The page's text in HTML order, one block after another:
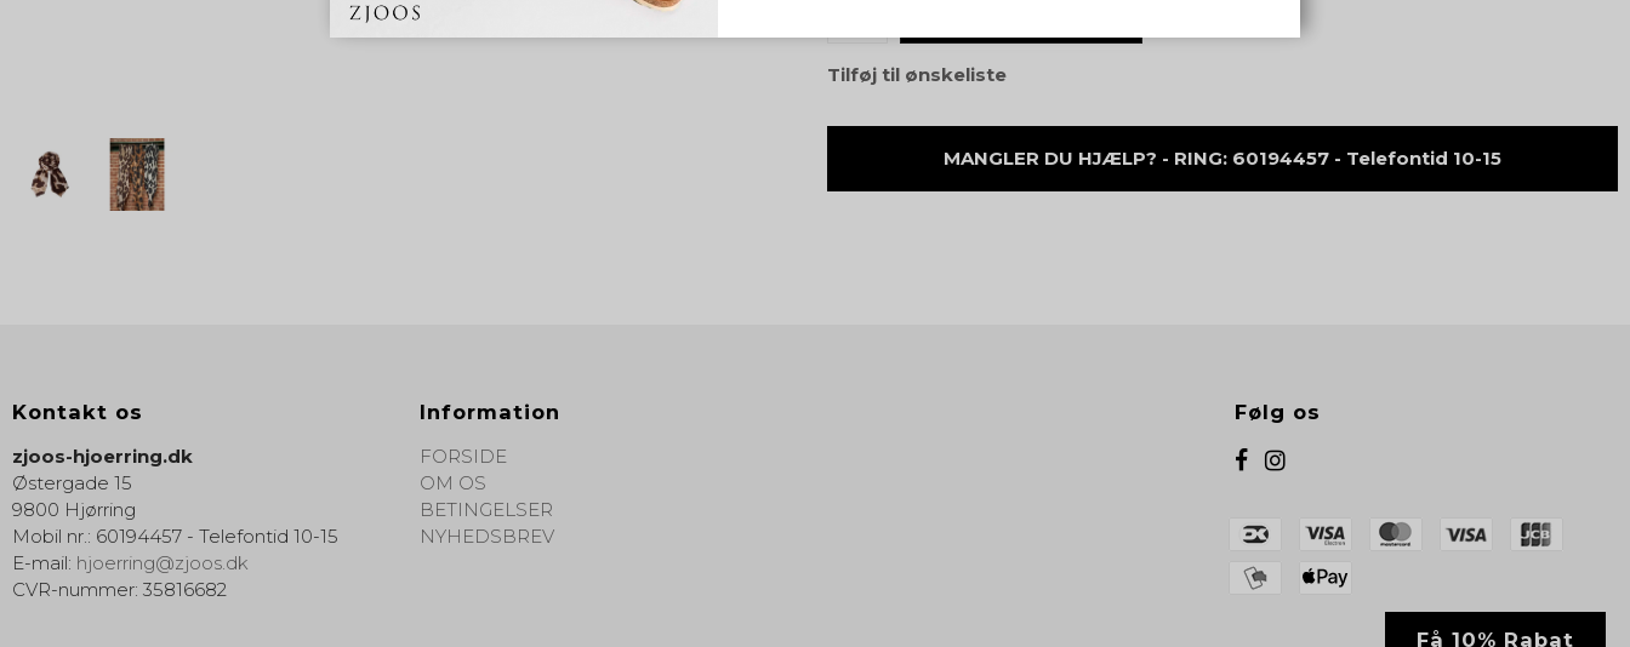
Tilføj til ønskeliste
MANGLER DU HJÆLP? - RING: 60194457 - Telefontid 10-15
Kontakt os
zjoos-hjoerring.dk
Østergade 15
9800 Hjørring
Mobil nr.: 60194457 - Telefontid 10-15
E-mail: hjoerring@zjoos.dk
CVR-nummer: 35816682
Information
FORSIDE
OM OS
BETINGELSER
NYHEDSBREV
Følg os
Få 10% Rabat